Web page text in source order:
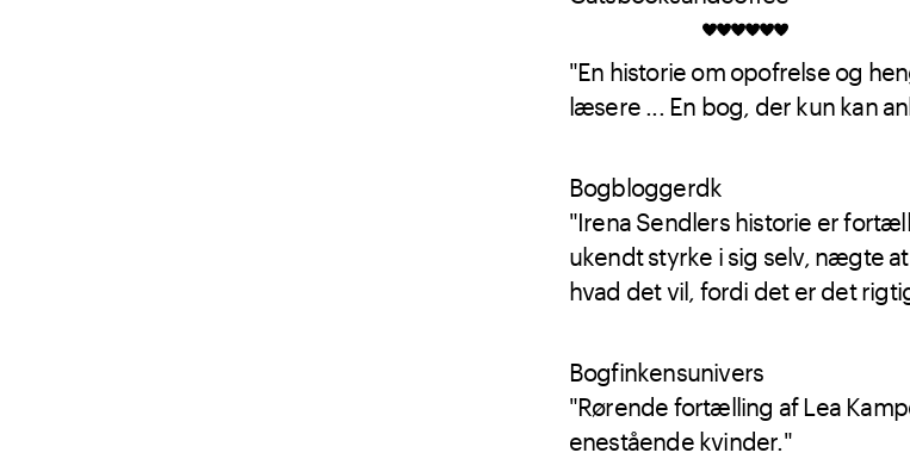
"En historie om opofrelse og
læsere ... En bog, der kun kan
Bogbloggerdk
"Irena Sendlers historie er
ukendt styrke i sig selv, nægte
hvad det vil, fordi det er det
Bogfinkensunivers
"Rørende fortælling af Lea
enestående kvinder."